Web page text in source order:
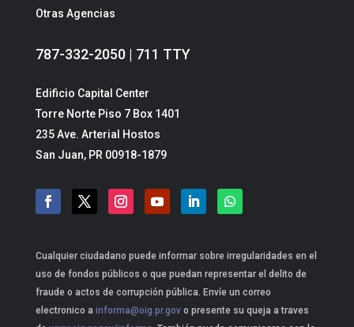
Otras Agencias
787-332-2050 | 711 TTY
Edificio Capital Center
Torre Norte Piso 7 Box 1401
235 Ave. Arterial Hostos
San Juan, PR 00918-1879
Cualquier ciudadano puede informar sobre irregularidades en el
uso de fondos públicos o que puedan representar el delito de
fraude o actos de corrupción pública. Envíe un correo
electronico a informa@oig.pr.govo presente su queja a traves